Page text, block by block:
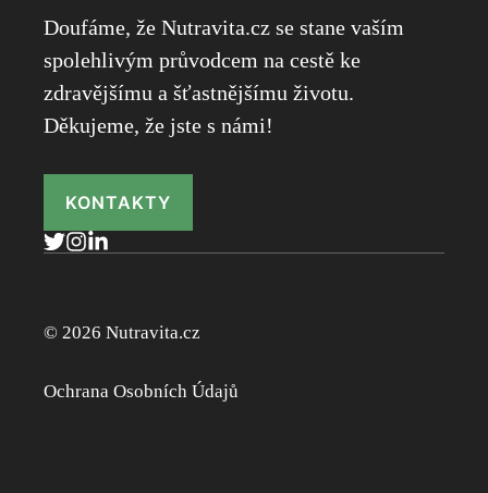
Doufáme, že Nutravita.cz se stane vaším
spolehlivým průvodcem na cestě ke
zdravějšímu a šťastnějšímu životu.
Děkujeme, že jste s námi!
KONTAKTY
© 2026 Nutravita.cz
Ochrana Osobních Údajů